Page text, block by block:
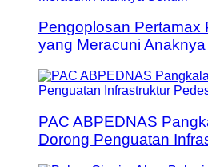
Pengoplosan Pertamax
yang Meracuni
PAC ABPEDNAS
Dorong Penguatan